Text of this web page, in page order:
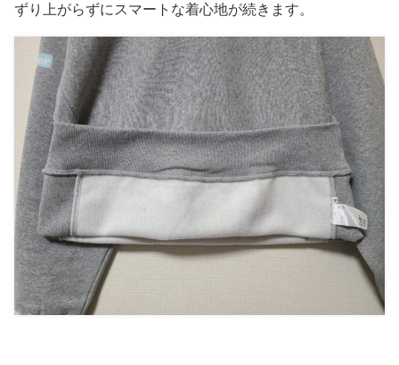
ずり上がらずにスマートな着心地が続きます。